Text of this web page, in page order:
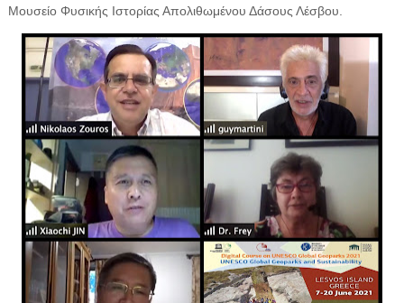
Μουσείο Φυσικής Ιστορίας Απολιθωμένου Δάσους Λέσβου.